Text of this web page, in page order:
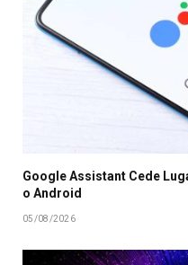
Google Assistant Cede
o Android
05/08/2026